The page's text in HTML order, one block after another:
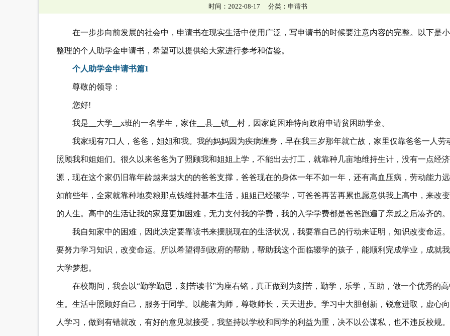
时间：2022-08-17 分类： 申请书
在一步步向前发展的社会中， 申请书在现实生活中使用广泛，写申请书的时候要注意内容的完整。以下是
整理的个人助学金申请书，希望可以提供给大家进行参考和借鉴。
个人助学金申请书篇1
尊敬的领导：
您好!
我是__大学__x班的一名学生，家住__县__镇__村，因家庭困难特向政府申请贫困助学金。
我家现有7口人，爸爸，姐姐和我。我的妈妈因为疾病缠身，早在我三岁那年就亡故，家里仅靠爸爸一人劳
照顾我和姐姐们。很久以来爸爸为了照顾我和姐姐上学，不能出去打工，就靠种几亩地维持生计，没有一点经
源，现在这个家仍旧靠年龄越来越大的的爸爸支撑，爸爸现在的身体一年不如一年，还有高血压病，劳动能力
如前些年，全家就靠种地卖粮那点钱维持基本生活，姐姐已经辍学，可爸爸再苦再累也愿意供我上高中，来改
的人生。高中的生活让我的家庭更加困难，无力支付我的学费，我的入学学费都是爸爸跑遍了亲戚之后凑齐的。
我自知家中的困难，因此决定要靠读书来摆脱现在的生活状况，我要靠自己的行动来证明，知识改变命运
要努力学习知识，改变命运。所以希望得到政府的帮助，帮助我这个面临辍学的孩子，能顺利完成学业，成就
大学梦想。
在校期间，我会以“勤学勤思，刻苦读书”为座右铭，真正做到为刻苦，勤学，乐学，互助，做一个优秀的高
生。生活中照顾好自己，服务于同学。以能者为师，尊敬师长，天天进步。学习中大胆创新，锐意进取，虚心向
人学习，做到有错就改，有好的意见就接受，我坚持以学校和同学的利益为重，决不以公谋私，也不违反校规